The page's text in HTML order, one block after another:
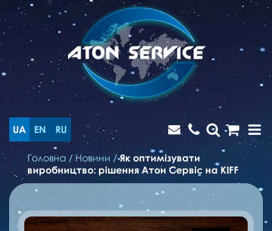
UA EN RU
Головна / Новини /Як оптимізувати
виробництво: рішення Атон Сервіс на KIFF